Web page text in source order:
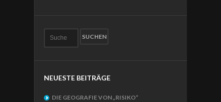
NEUESTE BEITRÄGE
DIE GEOGRAFIE VON „RISIKO“